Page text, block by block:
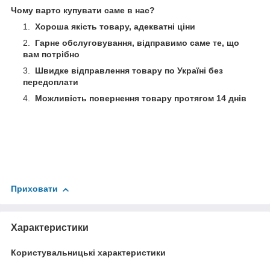
Чому варто купувати саме в нас?
Хороша якість товару, адекватні ціни
Гарне обслуговування, відправимо саме те, що
вам потрібно
Швидке відправлення товару по Україні без
передоплати
Можливість повернення товару протягом 14 днів
Приховати
Характеристики
Користувальницькі характеристики